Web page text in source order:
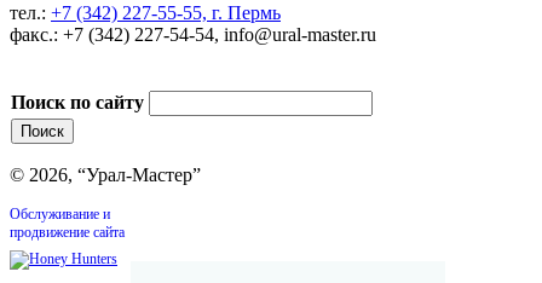
тел.: +7 (342) 227-55-55, г. Пермь
факс.: +7 (342) 227-54-54, info@ural-master.ru
Поиск по сайту
© 2026, “Урал-Мастер”
Обслуживание и
продвижение сайта